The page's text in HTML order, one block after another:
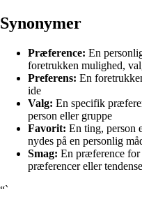
Synonymer
Præference: En
foretrukken mulighed,
Preferens: En
ide
Valg: En specifik
person eller gruppe
Favorit: En ting, person
nydes på en personlig
Smag: En præference for
præferencer eller
“`